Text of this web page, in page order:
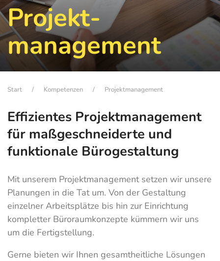
Projekt­
management
Start Kompetenzen Projektmanagement
Effizientes Projektmanagement
für maßgeschneiderte und
funktionale Bürogestaltung
Mit unserem Projektmanagement setzen wir unsere
Planungen in die Tat um. Von der Gestaltung
einzelner Arbeitsplätze bis hin zur Einrichtung
kompletter Büroraumkonzepte kümmern wir uns
um die Fertigstellung.
Gerne bieten wir Ihnen gesamtheitliche Lösungen